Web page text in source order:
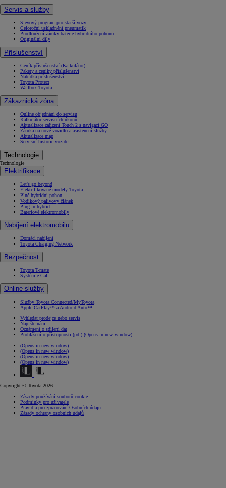
Servis a služby
Slevový program pro starší vozy
Celoroční uskladnění pneumatik
Prodloužení záruky baterie hybridního pohonu
Originální díly
Příslušenství
Ceník příslušenství (Kalkulátor)
Pakety a ceníky příslušenství
Nabídka příslušenství
Toyota Protect
Wallbox Toyota
Zákaznická zóna
Online objednání do servisu
Kalkulátor servisních úkonů
Aktualizace zařízení Touch 2 s navigací GO
Záruka na nové vozidlo a asistenční služby
Aktualizace map
Servisní historie vozidel
Technologie
Technologie
Elektrifikace
Let's go beyond
Elektrifikované modely Toyota
Plně hybridní pohon
Vodíkový palivový článek
Plug-in hybrid
Bateriové elektromobily
Nabíjení elektromobilu
Domácí nabíjení
Toyota Charging Network
Bezpečnost
Toyota T-mate
Systém e-Call
Online služby
Služby Toyota Connected/MyToyota
Apple CarPlay™ a Android Auto™
Vyhledat prodejce nebo servis
Napište nám
Oznámení o sdílení dat
Prohlášení o přístupnosti (pdf) (Opens in new window)
(Opens in new window)
(Opens in new window)
(Opens in new window)
(Opens in new window)
Copyright © Toyota 2026
Zásady používání souborů cookie
Podmínky pro uživatele
Pravidla pro zpracování Osobních údajů
Zásady ochrany osobních údajů